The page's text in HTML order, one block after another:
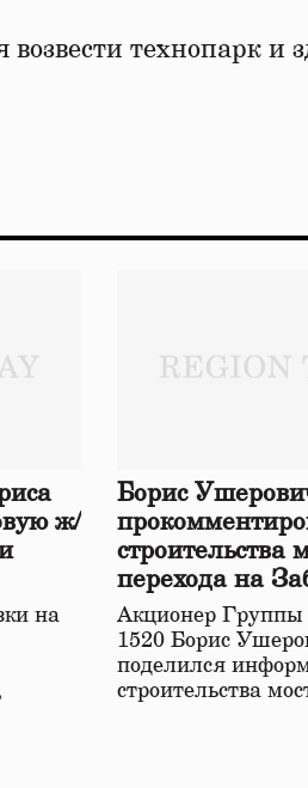
технопарк и
ж/
на
Борис
строительства
перехода на
железной
Акционер Группы
1520 Борис
поделился
строительства